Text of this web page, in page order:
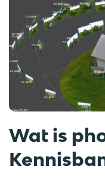
Wat is